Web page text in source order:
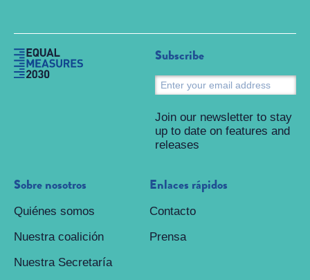
Sobre nosotros
Quiénes somos
Nuestra coalición
Nuestra Secretaría
Enlaces rápidos
Contacto
Prensa
Subscribe
Join our newsletter to stay
up to date on features and
releases